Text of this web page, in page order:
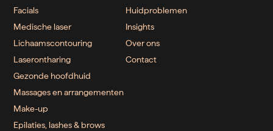
Facials
Medische laser
Lichaamscontouring
Laserontharing
Gezonde hoofdhuid
Massages en arrangementen
Make-up
Epilaties, lashes & brows
Huidproblemen
Insights
Over ons
Contact